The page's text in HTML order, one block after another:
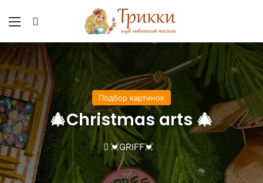
Меню
Подбор картинок
🎄Christmas arts 🎄
💓GRIFF💓